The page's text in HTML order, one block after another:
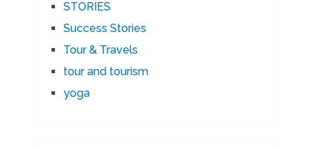
STORIES
Success Stories
Tour & Travels
tour and tourism
yoga